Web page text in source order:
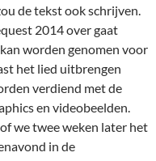
de tekst ook schrijven.
2014 over gaat
worden genomen voor
het lied uitbrengen
verdiend met de
en videobeelden.
we twee weken later het
in de